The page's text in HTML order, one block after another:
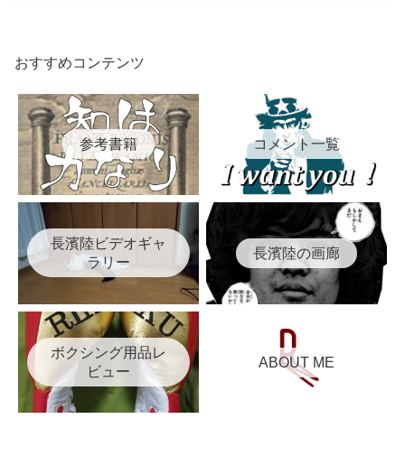
おすすめコンテンツ
参考書籍 コメント一覧
長濱陸ビデオギャ
ラリー
長濱陸の画廊
ボクシング用品レ
ビュー
ABOUT ME